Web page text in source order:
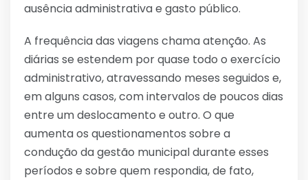
ausência administrativa e gasto público.
A frequência das viagens chama atenção. As
diárias se estendem por quase todo o exercício
administrativo, atravessando meses seguidos e,
em alguns casos, com intervalos de poucos dias
entre um deslocamento e outro. O que
aumenta os questionamentos sobre a
condução da gestão municipal durante esses
períodos e sobre quem respondia, de fato,